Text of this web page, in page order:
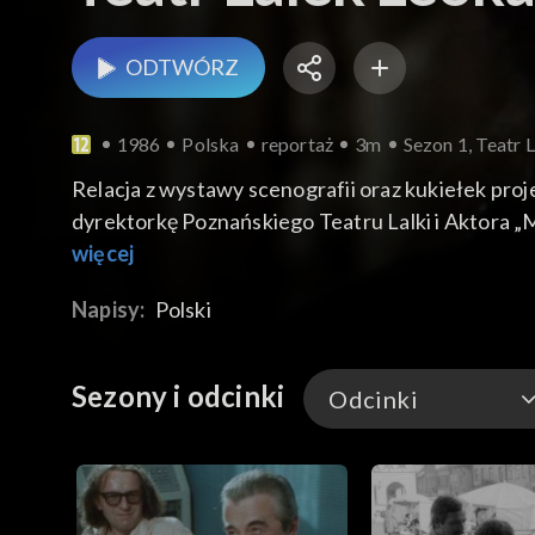
ODTWÓRZ
1986 Polska reportaż 3m Sezon 1, Teatr
Relacja z wystawy scenografii oraz kukiełek
dyrektorkę Poznańskiego Teatru Lalki i Aktora
Serafinowicz mówi o swoich pracach, które
współpracowników, pozytywnie ocenia
fragmenty scenografii, kostiumy, kukiełki.
więcej
Napisy: Polski
Sezony i odcinki Odcinki
Odcinki